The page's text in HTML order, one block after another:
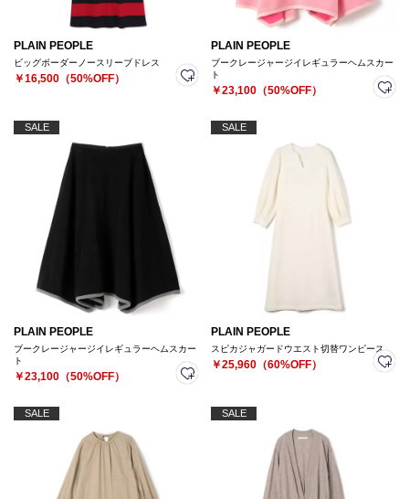
PLAIN PEOPLE
ビッグボーダーノースリーブドレス
￥16,500（50%OFF）
PLAIN PEOPLE
ブークレージャージイレギュラーヘムスカー
ト
￥23,100（50%OFF）
SALE
PLAIN PEOPLE
ブークレージャージイレギュラーヘムスカー
ト
￥23,100（50%OFF）
SALE
PLAIN PEOPLE
スピカジャガードウエスト切替ワンピース
￥25,960（60%OFF）
SALE SALE